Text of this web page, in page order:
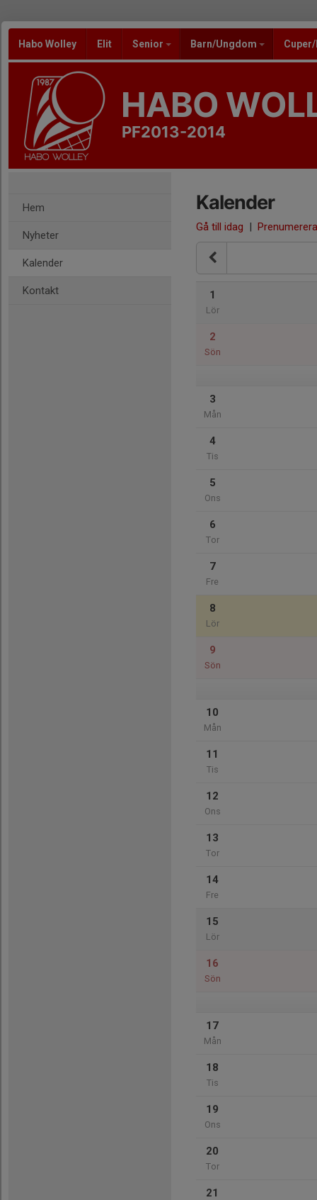
Habo Wolley Elit Senior Barn/Ungdom
HABO
PF2013-2014
Hem
Nyheter
Kalender
Kontakt
Kalender
Gå till idag | Prenumerera
1
Lör
2
Sön
3
Mån
4
Tis
5
Ons
6
Tor
7
Fre
8
Lör
9
Sön
10
Mån
11
Tis
12
Ons
13
Tor
14
Fre
15
Lör
16
Sön
17
Mån
18
Tis
19
Ons
20
Tor
21